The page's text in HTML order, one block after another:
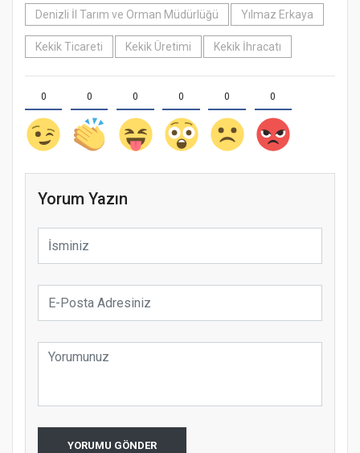
Denizli İl Tarım ve Orman Müdürlüğü
Yılmaz Erkaya
Kekik Ticareti Kekik Üretimi Kekik İhracatı
0 0 0 0 0 0
Yorum Yazın
YORUMU GÖNDER